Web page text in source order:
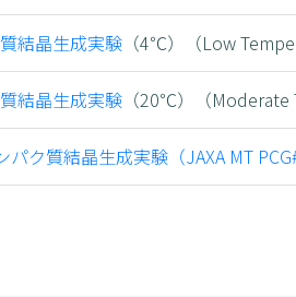
結晶生成実験 （4℃）（Low
結晶生成実験 （20℃）（
パク質結晶生成実験（JAXA MT